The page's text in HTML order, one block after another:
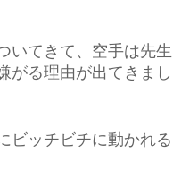
いてきて、空手は先生
がる理由が出てきまし
ビッチビチに動かれる